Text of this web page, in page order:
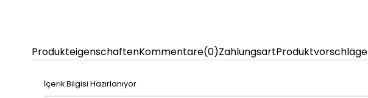
ProdukteigenschaftenKommentare(0)ZahlungsartProduktvorschläge
İçerik Bilgisi Hazırlanıyor